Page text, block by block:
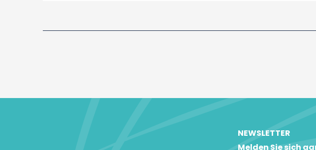
NEWSLETTER
Melden Sie sich